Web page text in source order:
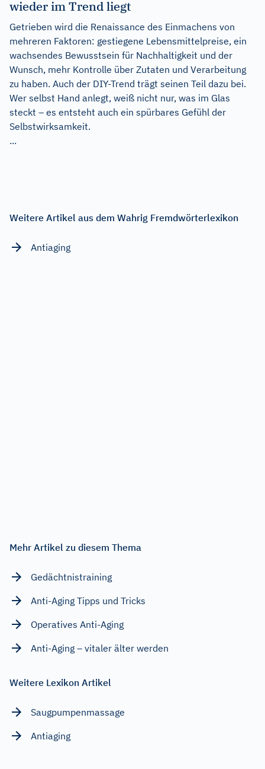
wieder im Trend liegt
Getrieben wird die Renaissance des Einmachens von
mehreren Faktoren: gestiegene Lebensmittelpreise, ein
wachsendes Bewusstsein für Nachhaltigkeit und der
Wunsch, mehr Kontrolle über Zutaten und Verarbeitung
zu haben. Auch der DIY-Trend trägt seinen Teil dazu bei.
Wer selbst Hand anlegt, weiß nicht nur, was im Glas
steckt – es entsteht auch ein spürbares Gefühl der
Selbstwirksamkeit.
...
Weitere Artikel aus dem Wahrig Fremdwörterlexikon
Antiaging
Mehr Artikel zu diesem Thema
Gedächtnistraining
Anti-Aging Tipps und Tricks
Operatives Anti-Aging
Anti-Aging – vitaler älter werden
Weitere Lexikon Artikel
Saugpumpenmassage
Antiaging